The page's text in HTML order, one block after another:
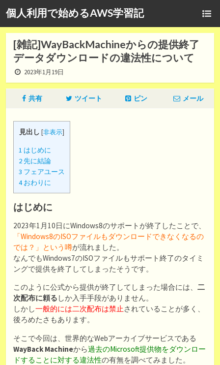
個人利用で始めるAWS学習記
[雑記]WayBackMachineからの提供終了
データダウンロードの違法性について
2023年1月19日
共有 ツイート ピン メール
見出し [非表示]
1 はじめに
2先に結論
3 フェアユース
4おわりに
はじめに
2023年1月10日にWindows8のサポートが終了したことで、
「Windows8のISOファイルもダウンロードできなくなるの
では？」という噂が流れました。
なんでもWindows7のISOファイルもサポート終了のタイミ
ングで提供を終了してしまったそうです。
このように公式から提供が終了してしまった場合には、 二
次配布に頼る しか入手手段がありません。
しかし一般的には二次配布は禁止されていることが多く、
後ろめたさもあります。
そこで今回は、世界的なWebアーカイブサービスである
WayBack Machineから過去のMicrosoft提供物をダウンロー
ドすることに対する違法性の有無を調べてみました。